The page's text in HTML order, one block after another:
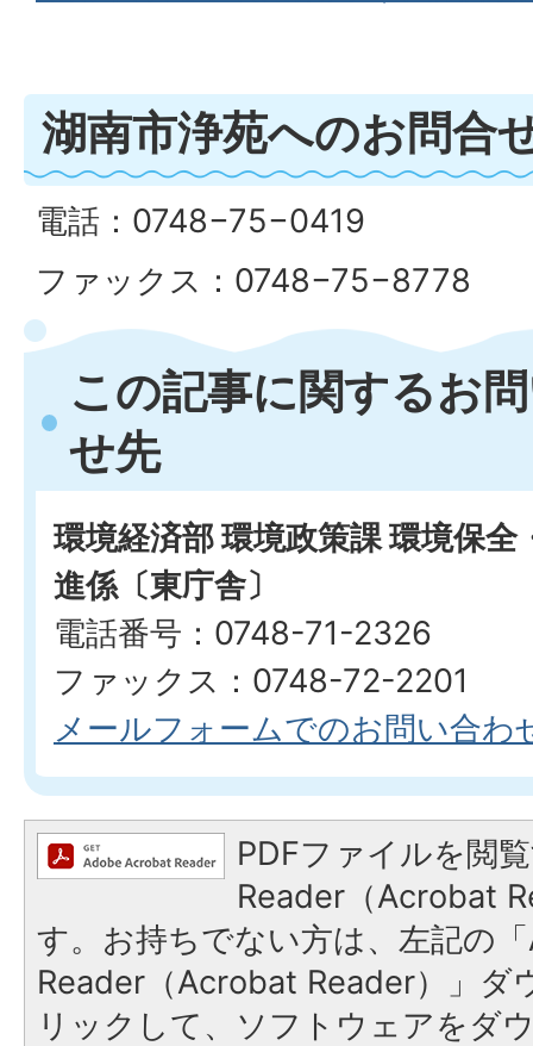
湖南市浄苑へのお問合
電話：0748−75−0419
ファックス：0748−75−8778
この記事に関するお
せ先
環境経済部 環境政策課 環境保
進係〔東庁舎〕
電話番号：0748-71-2326
ファックス：0748-72-2201
メールフォームでのお問い合わ
PDFファイルを閲
Reader（Acrobat
す。お持ちでない方は、左記の
Reader（Acrobat Reader）」ダ
リックして、ソフトウェアをダ